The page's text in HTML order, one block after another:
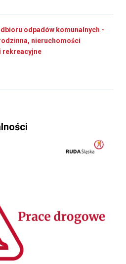
odpadów komunalnych -
nieruchomości
rekreacyjne